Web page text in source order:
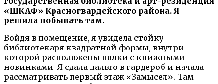
«ШКАФ» Красногвардейского района. Я
решила побывать там.
Войдя в помещение, я увидела стойку
библиотекаря квадратной формы, внутри
которой расположены полки с книжными
новинками. Я сдала пальто в гардероб и начала
рассматривать первый этаж «Замысел». Там